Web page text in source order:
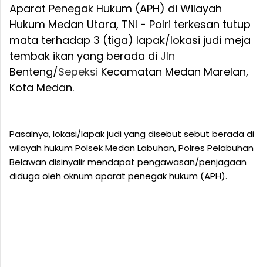
Aparat Penegak Hukum (APH) di Wilayah
Hukum Medan Utara, TNI - Polri terkesan tutup
mata terhadap 3 (tiga) lapak/lokasi judi meja
tembak ikan yang berada di Jln
Benteng/Sepeksi Kecamatan Medan Marelan,
Kota Medan.
Pasalnya, lokasi/lapak judi yang disebut sebut berada di
wilayah hukum Polsek Medan Labuhan, Polres Pelabuhan
Belawan disinyalir mendapat pengawasan/penjagaan
diduga oleh oknum aparat penegak hukum (APH).